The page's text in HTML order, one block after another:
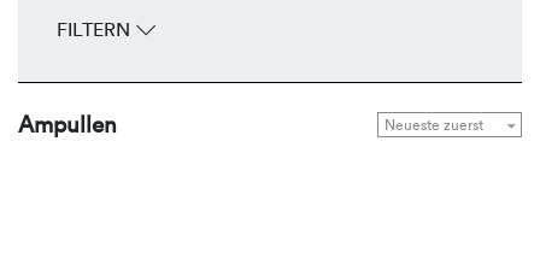
FILTERN
Ampullen